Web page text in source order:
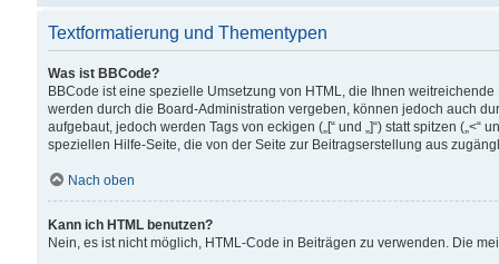
Textformatierung und Thementypen
Was ist BBCode?
BBCode ist eine spezielle Umsetzung von HTML, die Ihnen
werden durch die Board-Administration vergeben, können jedoch auch
aufgebaut, jedoch werden Tags von eckigen („[“ und „]“) statt spitzen
speziellen Hilfe-Seite, die von der Seite zur Beitragserstellung aus
Nach oben
Kann ich HTML benutzen?
Nein, es ist nicht möglich, HTML-Code in Beiträgen zu verwenden. Die